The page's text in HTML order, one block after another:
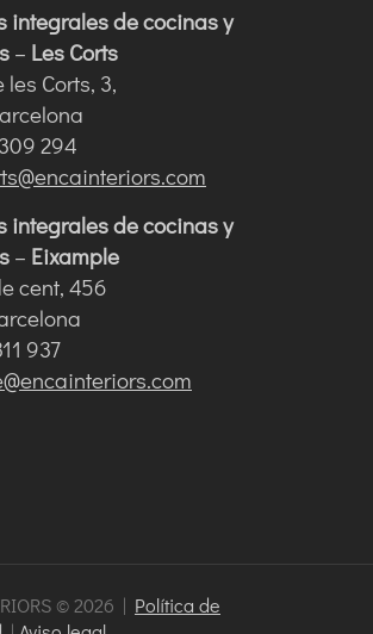
integrales de cocinas y
– Les Corts
les Corts, 3,
294
integrales de cocinas y
– Eixample
cent, 456
937
© 2026 | Política de